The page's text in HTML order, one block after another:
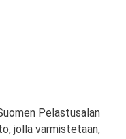
Pelastusalan
jolla varmistetaan,